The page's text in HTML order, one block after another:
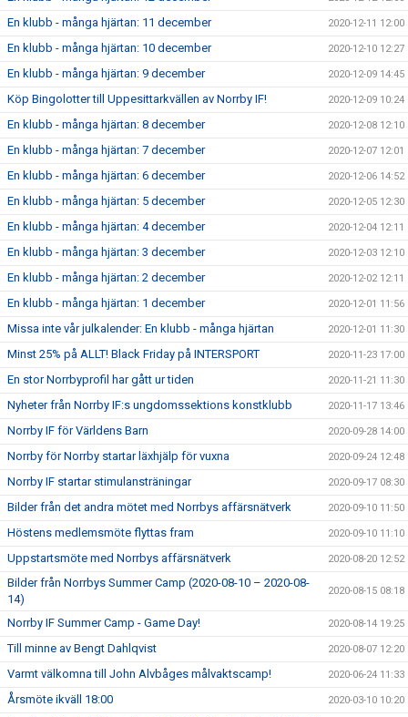
En klubb - många hjärtan: 11 december 2020-12-11 12:00
En klubb - många hjärtan: 10 december 2020-12-10 12:27
En klubb - många hjärtan: 9 december 2020-12-09 14:45
Köp Bingolotter till Uppesittarkvällen av Norrby IF! 2020-12-09 10:24
En klubb - många hjärtan: 8 december 2020-12-08 12:10
En klubb - många hjärtan: 7 december 2020-12-07 12:01
En klubb - många hjärtan: 6 december 2020-12-06 14:52
En klubb - många hjärtan: 5 december 2020-12-05 12:30
En klubb - många hjärtan: 4 december 2020-12-04 12:11
En klubb - många hjärtan: 3 december 2020-12-03 12:10
En klubb - många hjärtan: 2 december 2020-12-02 12:11
En klubb - många hjärtan: 1 december 2020-12-01 11:56
Missa inte vår julkalender: En klubb - många hjärtan 2020-12-01 11:30
Minst 25% på ALLT! Black Friday på INTERSPORT 2020-11-23 17:00
En stor Norrbyprofil har gått ur tiden 2020-11-21 11:30
Nyheter från Norrby IF:s ungdomssektions konstklubb 2020-11-17 13:46
Norrby IF för Världens Barn 2020-09-28 14:00
Norrby för Norrby startar läxhjälp för vuxna 2020-09-24 12:48
Norrby IF startar stimulansträningar 2020-09-17 08:30
Bilder från det andra mötet med Norrbys affärsnätverk 2020-09-10 11:50
Höstens medlemsmöte flyttas fram 2020-09-10 11:10
Uppstartsmöte med Norrbys affärsnätverk 2020-08-20 12:52
Bilder från Norrbys Summer Camp (2020-08-10 – 2020-08-
14)
2020-08-15 08:18
Norrby IF Summer Camp - Game Day! 2020-08-14 19:25
Till minne av Bengt Dahlqvist 2020-08-07 12:20
Varmt välkomna till John Alvbåges målvaktscamp! 2020-06-24 11:33
Årsmöte ikväll 18:00 2020-03-10 10:20